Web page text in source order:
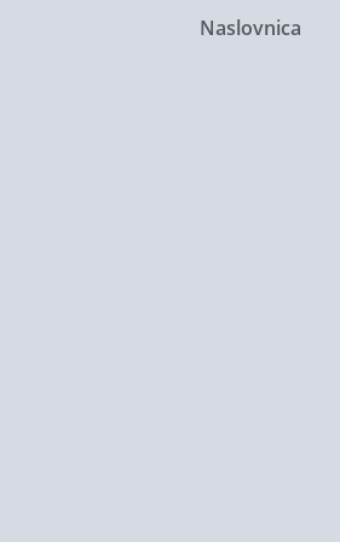
Naslovnica